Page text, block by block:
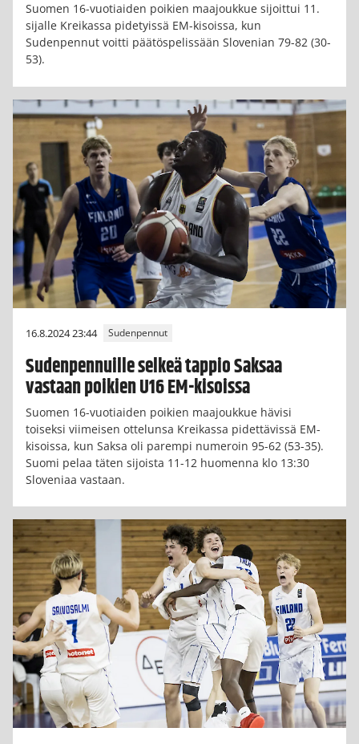
Suomen 16-vuotiaiden poikien maajoukkue sijoittui 11.
sijalle Kreikassa pidetyissä EM-kisoissa, kun
Sudenpennut voitti päätöspelissään Slovenian 79-82 (30-
53).
16.8.2024 23:44 Sudenpennut
Sudenpennuille selkeä tappio Saksaa
vastaan poikien U16 EM-kisoissa
Suomen 16-vuotiaiden poikien maajoukkue hävisi
toiseksi viimeisen ottelunsa Kreikassa pidettävissä EM-
kisoissa, kun Saksa oli parempi numeroin 95-62 (53-35).
Suomi pelaa täten sijoista 11-12 huomenna klo 13:30
Sloveniaa vastaan.